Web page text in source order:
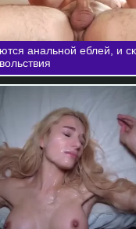
анальной еблей, и